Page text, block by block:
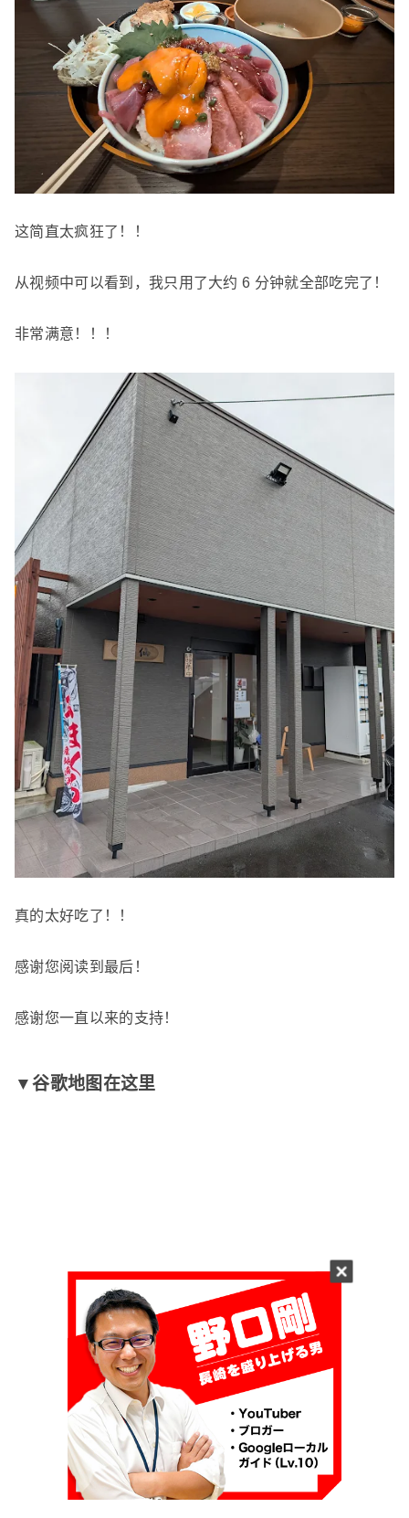
这简直太疯狂了！！
从视频中可以看到，我只用了大约 6 分钟就全部吃完了！
非常满意！！！
真的太好吃了！！
感谢您阅读到最后！
感谢您一直以来的支持！
▼谷歌地图在这里